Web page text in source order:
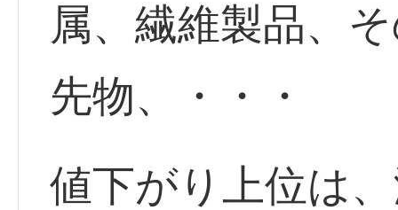
属、繊維製品、
先物、・・・
値下がり上位は